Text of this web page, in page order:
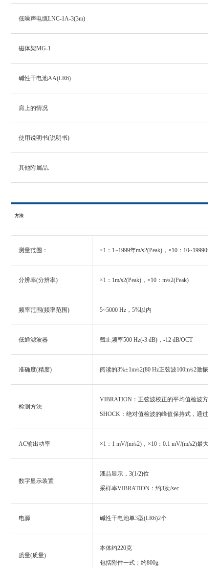
低噪声电缆LNC-1A-3(3m)
磁体架MG-1
碱性干电池AA(LR6)
肩上的情况
使用说明书(说明书)
其他附属品.
方法
测量范围： ×1：1~1999年m/s2(Peak)，×10：10~19990m/
分辨率(分辨率) ×1：1m/s2(Peak)，×10：m/s2(Peak)
频率范围(频率范围) 5~5000 Hz，5%以内
低通滤波器 截止频率500 Hz(-3 dB)，-12 dB/OCT
准确度(精度) 阅读的3%±1m/s2(80 Hz正弦波100m/s2激振
检测方法
VIBRATION：正弦波校正的平均值检波方式
SHOCK：绝对值检波的峰值保持式，通过复
AC输出功率 ×1：1 mV/(m/s2)，×10：0.1 mV/(m/s2)最大
数字显示装置
液晶显示，3(1/2)位
采样率VIBRATION：约3次/sec
电源 碱性干电池单3型(LR6)2个
质量(质量)
本体约220克
包括附件一式：约800g